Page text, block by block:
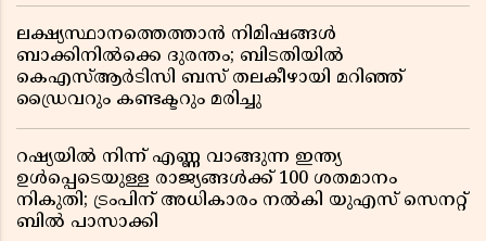
ലക്ഷ്യസ്ഥാനത്തെത്താൻ നിമിഷങ്ങൾ
ബാക്കിനിൽക്കെ ദുരന്തം; ബിടതിയിൽ
കെഎസ്ആർടിസി ബസ് തലകീഴായി മറിഞ്ഞ്
ഡ്രൈവറും കണ്ടക്ടറും മരിച്ചു
റഷ്യയിൽ നിന്ന് എണ്ണ വാങ്ങുന്ന ഇന്ത്യ
ഉൾപ്പെടെയുള്ള രാജ്യങ്ങൾക്ക് 100 ശതമാനം
നികുതി; ട്രംപിന് അധികാരം നൽകി യുഎസ് സെനറ്റ്
ബിൽ പാസാക്കി